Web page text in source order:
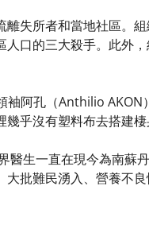
離失所者和當地社區。
人口的三大殺手。此外
袖阿孔（Anthilio AKON
乎沒有塑料布去搭建棲
醫生一直在現今為南蘇
批難民湧入、營養不